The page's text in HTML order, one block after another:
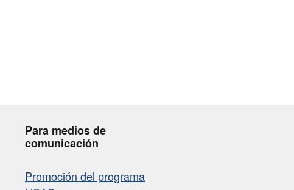
Para medios de
comunicación
Promoción del programa